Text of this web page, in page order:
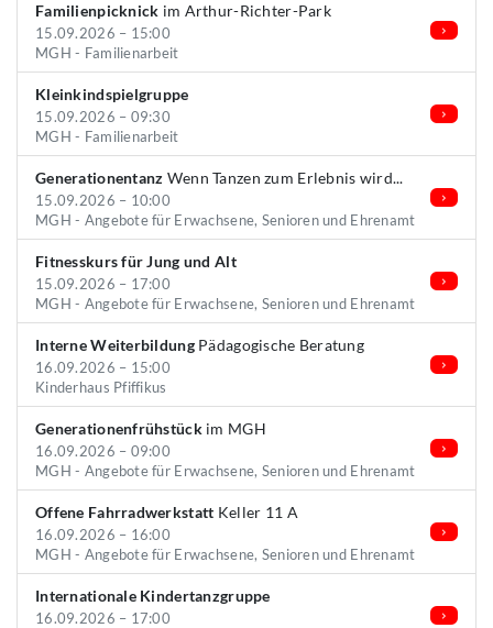
Familienpicknick im Arthur-Richter-Park
15.09.2026 – 15:00
MGH - Familienarbeit
Kleinkindspielgruppe
15.09.2026 – 09:30
MGH - Familienarbeit
Generationentanz Wenn Tanzen zum Erlebnis wird...
15.09.2026 – 10:00
MGH - Angebote für Erwachsene, Senioren und Ehrenamt
Fitnesskurs für Jung und Alt
15.09.2026 – 17:00
MGH - Angebote für Erwachsene, Senioren und Ehrenamt
Interne WeiterbildungPädagogische Beratung
16.09.2026 – 15:00
Kinderhaus Pfiffikus
Generationenfrühstückim MGH
16.09.2026 – 09:00
MGH - Angebote für Erwachsene, Senioren und Ehrenamt
Offene Fahrradwerkstatt Keller 11 A
16.09.2026 – 16:00
MGH - Angebote für Erwachsene, Senioren und Ehrenamt
Internationale Kindertanzgruppe
16.09.2026 – 17:00